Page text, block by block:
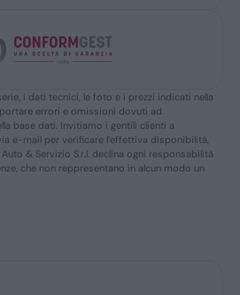
i dati tecnici, le foto e i prezzi indicati nella
errori e omissioni dovuti ad
base dati. Invitiamo i gentili clienti a
e-mail per verificare l’effettiva disponibilità,
& Servizio S.r.l. declina ogni responsabilità
che non reppresentano in alcun modo un